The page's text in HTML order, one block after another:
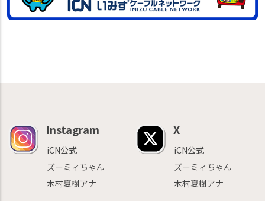
Instagram
iCN公式
ズーミィちゃん
木村夏樹アナ
X
iCN公式
ズーミィちゃん
木村夏樹アナ